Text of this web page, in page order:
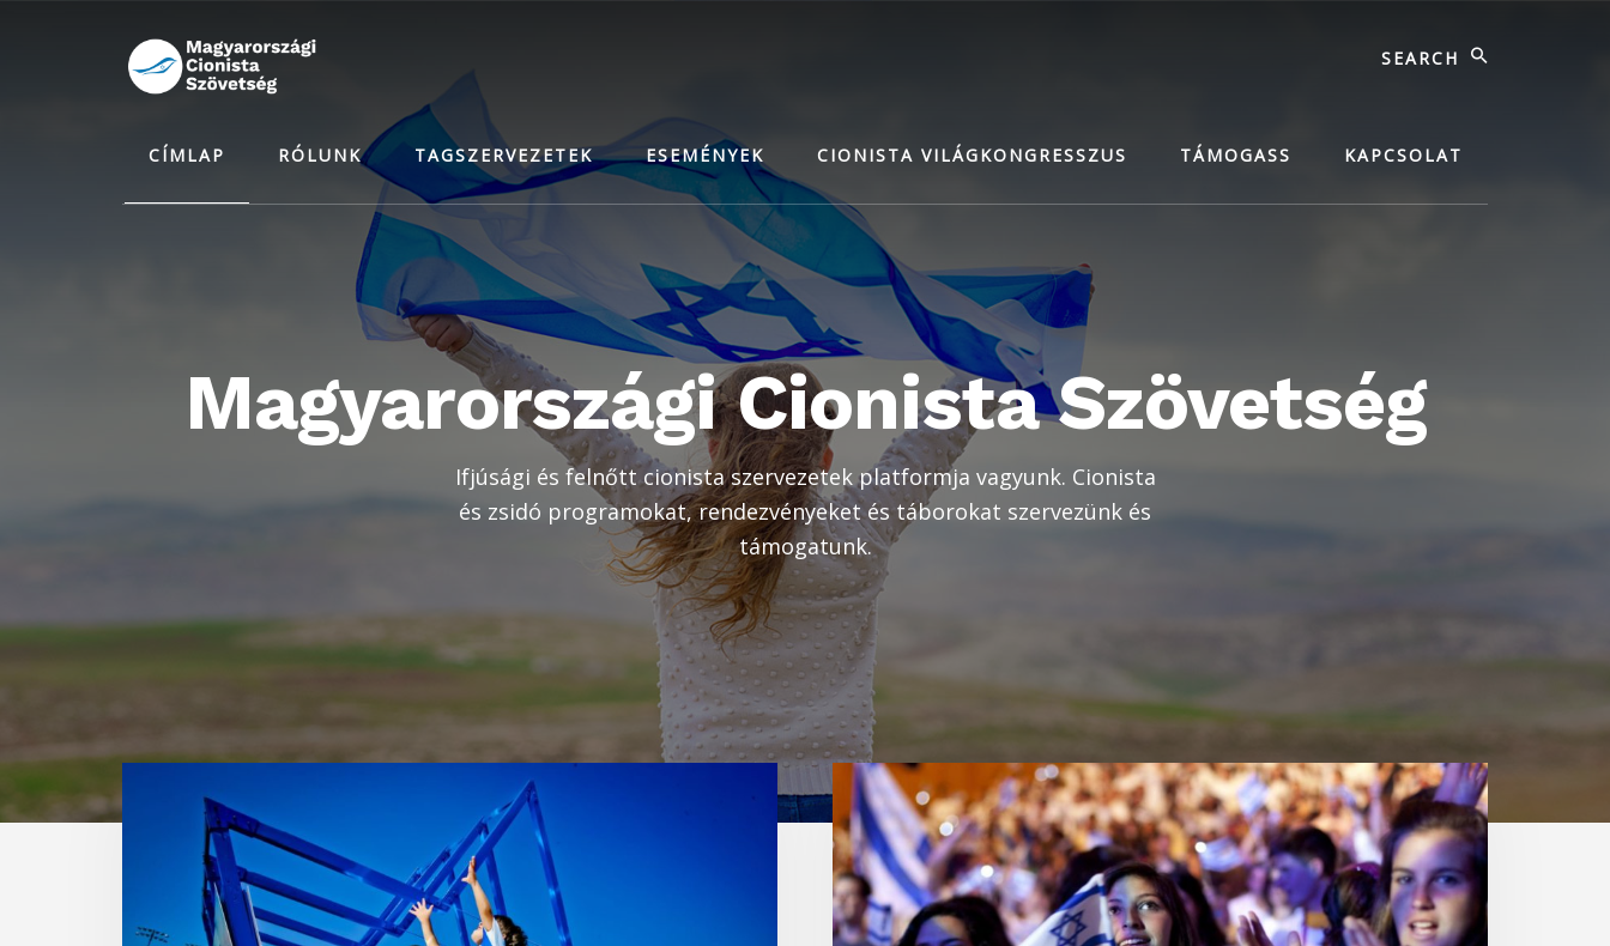
CÍMLAP RÓLUNK TAGSZERVEZETEK ESEMÉNYEK CIONISTA VILÁGKONGRESSZUS TÁMOGASS KAPCSOLAT
Magyarországi Cionista Szövetség
Ifjúsági és felnőtt cionista szervezetek platformja vagyunk. Cionista
és zsidó programokat, rendezvényeket és táborokat szervezünk és
támogatunk.
Main
Content